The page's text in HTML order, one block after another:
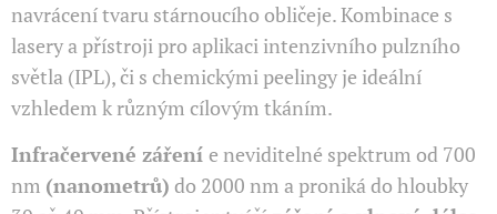
navrácení tvaru stárnoucího obličeje. Kombinace s
lasery a přístroji pro aplikaci intenzivního pulzního
světla (IPL), či s chemickými peelingy je ideální
vzhledem k různým cílovým tkáním.
Infračervené záření e neviditelné spektrum od 700
nm (nanometrů) do 2000 nm a proniká do hloubky